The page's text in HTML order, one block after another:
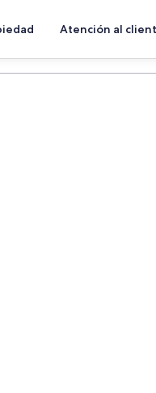
Atención al